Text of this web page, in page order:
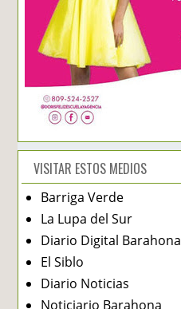
VISITAR ESTOS MEDIOS
Barriga Verde
La Lupa del Sur
Diario Digital Barahona
El Siblo
Diario Noticias
Noticiario Barahona